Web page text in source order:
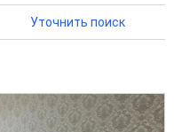
Уточнить поиск